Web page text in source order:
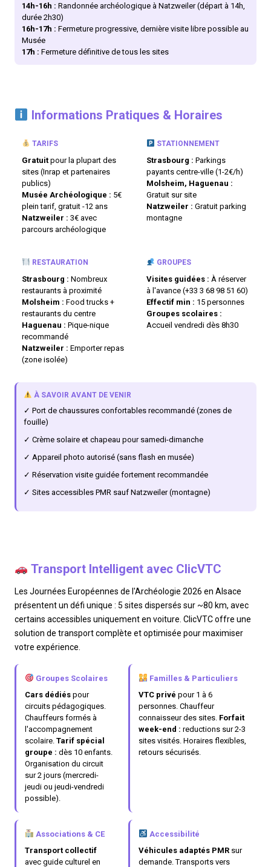
14h-16h : Randonnée archéologique à Natzweiler (départ à 14h,
durée 2h30)
16h-17h : Fermeture progressive, dernière visite libre possible au
Musée
17h : Fermeture définitive de tous les sites
Informations Pratiques & Horaires
TARIFS
Gratuit pour la plupart des
sites (Inrap et partenaires
publics)
Musée Archéologique : 5€
plein tarif, gratuit -12 ans
Natzweiler : 3€ avec
parcours archéologique
STATIONNEMENT
Strasbourg : Parkings
payants centre-ville (1-2€/h)
Molsheim, Haguenau :
Gratuit sur site
Natzweiler : Gratuit parking
montagne
RESTAURATION
Strasbourg : Nombreux
restaurants à proximité
Molsheim : Food trucks +
restaurants du centre
Haguenau : Pique-nique
recommandé
Natzweiler : Emporter repas
(zone isolée)
GROUPES
Visites guidées : À réserver
à l'avance (+33 3 68 98 51 60)
Effectif min : 15 personnes
Groupes scolaires :
Accueil vendredi dès 8h30
À SAVOIR AVANT DE VENIR
✓ Port de chaussures confortables recommandé (zones de
fouille)
✓ Crème solaire et chapeau pour samedi-dimanche
✓ Appareil photo autorisé (sans flash en musée)
✓ Réservation visite guidée fortement recommandée
✓ Sites accessibles PMR sauf Natzweiler (montagne)
Transport Intelligent avec ClicVTC
Les Journées Européennes de l'Archéologie 2026 en Alsace
présentent un défi unique : 5 sites dispersés sur ~80 km, avec
certains accessibles uniquement en voiture. ClicVTC offre une
solution de transport complète et optimisée pour maximiser
votre expérience.
Groupes Scolaires
Cars dédiés pour
circuits pédagogiques.
Chauffeurs formés à
l'accompagnement
scolaire. Tarif spécial
groupe : dès 10 enfants.
Organisation du circuit
sur 2 jours (mercredi-
jeudi ou jeudi-vendredi
possible).
Familles & Particuliers
VTC privé pour 1 à 6
personnes. Chauffeur
connaisseur des sites. Forfait
week-end : reductions sur 2-3
sites visités. Horaires flexibles,
retours sécurisés.
Associations & CE
Transport collectif
avec guide culturel en
Accessibilité
Véhicules adaptés PMR sur
demande. Transports vers